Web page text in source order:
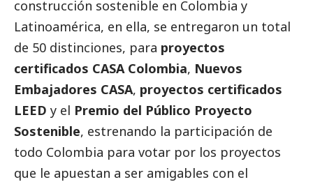
construcción sostenible en Colombia y
Latinoamérica, en ella, se entregaron un total
de 50 distinciones, para proyectos
certificados CASA Colombia, Nuevos
Embajadores CASA, proyectos certificados
LEED y el Premio del Público Proyecto
Sostenible, estrenando la participación de
todo Colombia para votar por los proyectos
que le apuestan a ser amigables con el